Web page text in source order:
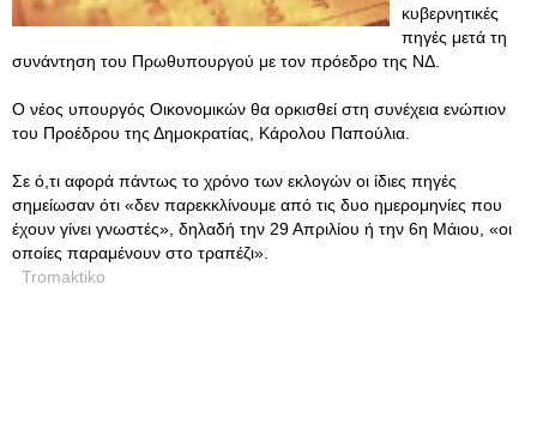
κυβερνητικές
πηγές μετά τη
συνάντηση του Πρωθυπουργού με τον πρόεδρο της ΝΔ.
Ο νέος υπουργός Οικονομικών θα ορκισθεί στη συνέχεια ενώπιον
του Προέδρου της Δημοκρατίας, Κάρολου Παπούλια.
Σε ό,τι αφορά πάντως το χρόνο των εκλογών οι ίδιες πηγές
σημείωσαν ότι «δεν παρεκκλίνουμε από τις δυο ημερομηνίες που
έχουν γίνει γνωστές», δηλαδή την 29 Απριλίου ή την 6η Μάιου, «οι
οποίες παραμένουν στο τραπέζι».
Tromaktiko